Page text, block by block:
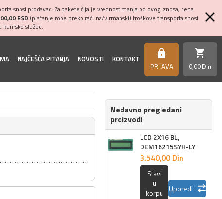
snosi prodavac. Za pakete čija je vrednost manja od ovog iznosa, cena
RSD (plaćanje robe preko računa/virmanski) troškove transporta snosi
kurirske službe.
NAJČEŠĆA PITANJA NOVOSTI KONTAKT https
PRIJAVA
shopping_cart
0,00 Din
Nedavno pregledani
proizvodi
LCD 2X16 BL,
DEM16215SYH-LY
3.540,00 Din
Stavi
u
korpu
Uporedi